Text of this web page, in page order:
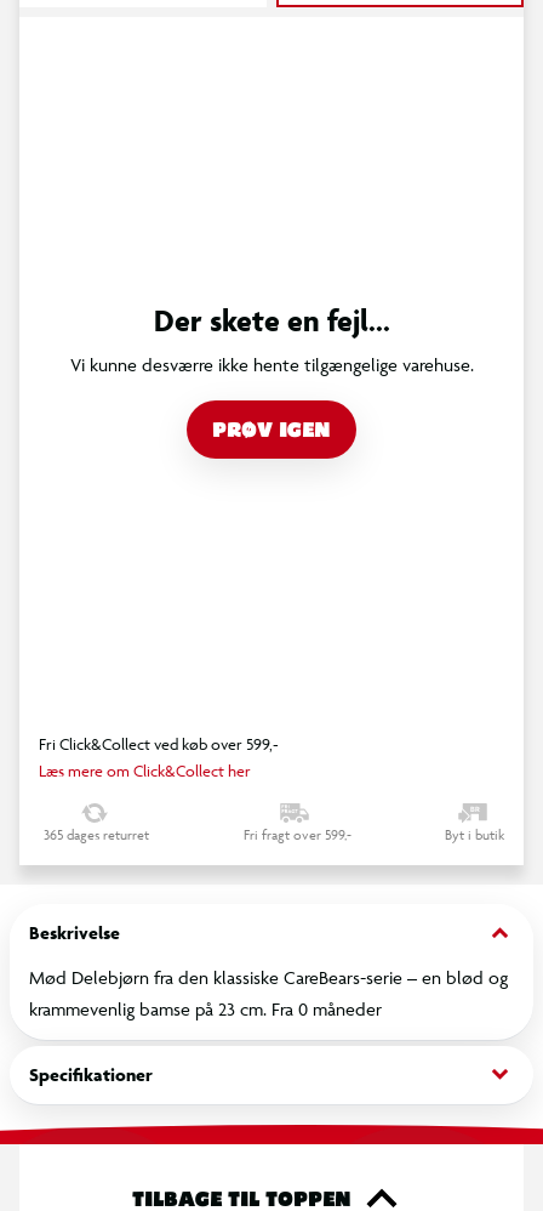
Der skete en fejl...
Vi kunne desværre ikke hente tilgængelige varehuse.
PRØV IGEN
Fri Click&Collect ved køb over 599,-
Læs mere om Click&Collect her
365 dages returret Fri fragt over 599,- Byt i butik
Beskrivelse keyboard_arrow_down
Mød Delebjørn fra den klassiske CareBears-serie – en blød og
krammevenlig bamse på 23 cm. Fra 0 måneder
Specifikationer keyboard_arrow_down
TILBAGE TIL TOPPEN